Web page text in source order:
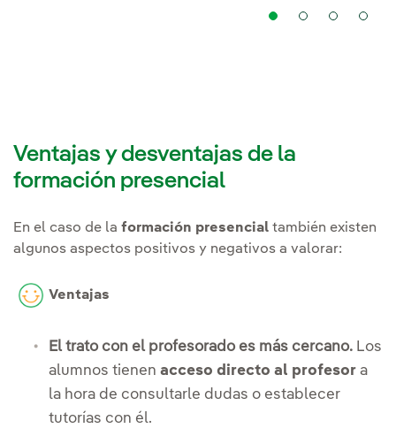
Ventajas y desventajas de la
formación presencial
En el caso de la formación presencial también existen
algunos aspectos positivos y negativos a valorar:
Ventajas
El trato con el profesorado es más cercano. Los
alumnos tienen acceso directo al profesor a
la hora de consultarle dudas o establecer
tutorías con él.